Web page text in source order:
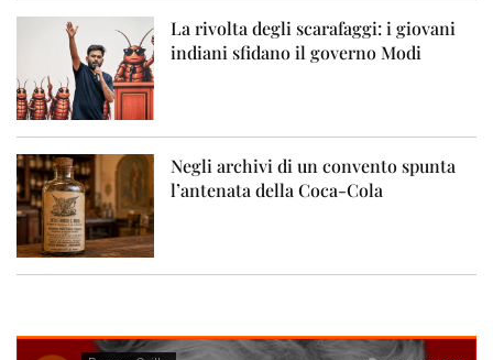
La rivolta degli scarafaggi: i giovani
indiani sfidano il governo Modi
Negli archivi di un convento spunta
l’antenata della Coca-Cola